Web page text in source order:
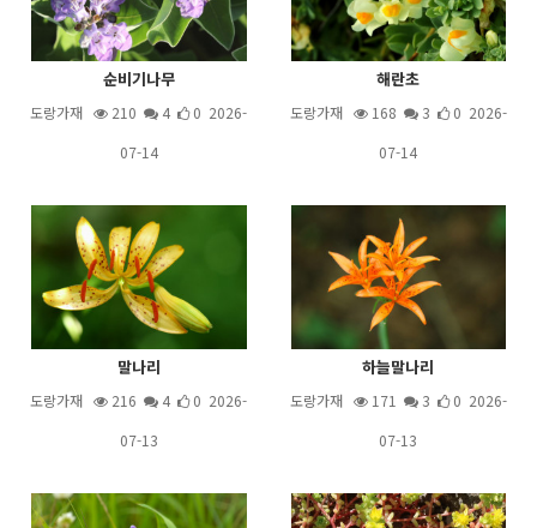
순비기나무
도랑가재 210 4
0 2026-
07-14
해란초
도랑가재 168 3
0 2026-
07-14
말나리
도랑가재 216 4
0 2026-
07-13
하늘말나리
도랑가재 171 3
0 2026-
07-13